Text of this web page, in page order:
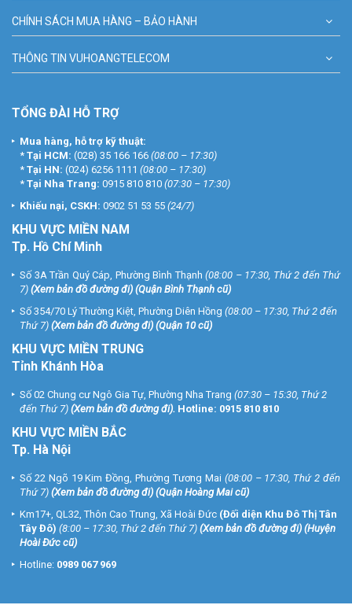
CHÍNH SÁCH MUA HÀNG – BẢO HÀNH
THÔNG TIN VUHOANGTELECOM
TỔNG ĐÀI HỖ TRỢ
Mua hàng, hỗ trợ kỹ thuật:
* Tại HCM: (028) 35 166 166 (08:00 – 17:30)
* Tại HN: (024) 6256 1111 (08:00 – 17:30)
* Tại Nha Trang: 0915 810 810 (07:30 – 17:30)
Khiếu nại, CSKH: 0902 51 53 55 (24/7)
KHU VỰC MIỀN NAM
Tp. Hồ Chí Minh
Số 3A Trần Quý Cáp, Phường Bình Thạnh (08:00 – 17:30, Thứ 2 đến Thứ
7) (Xem bản đồ đường đi) (Quận Bình Thạnh cũ)
Số 354/70 Lý Thường Kiệt, Phường Diên Hồng (08:00 – 17:30, Thứ 2 đến
Thứ 7) (Xem bản đồ đường đi) (Quận 10 cũ)
KHU VỰC MIỀN TRUNG
Tỉnh Khánh Hòa
Số 02 Chung cư Ngô Gia Tự, Phường Nha Trang (07:30 – 15:30, Thứ 2
đến Thứ 7) (Xem bản đồ đường đi). Hotline: 0915 810 810
KHU VỰC MIỀN BẮC
Tp. Hà Nội
Số 22 Ngõ 19 Kim Đồng, Phường Tương Mai (08:00 – 17:30, Thứ 2 đến
Thứ 7) (Xem bản đồ đường đi) (Quận Hoàng Mai cũ)
Km17+, QL32, Thôn Cao Trung, Xã Hoài Đức (Đối diện Khu Đô Thị Tân
Tây Đô) (8:00 – 17:30, Thứ 2 đến Thứ 7) (Xem bản đồ đường đi) (Huyện
Hoài Đức cũ)
Hotline: 0989 067 969